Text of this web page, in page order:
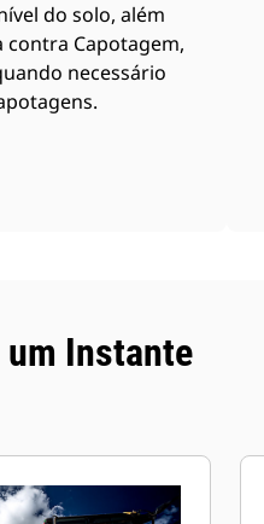
do solo, além
contra Capotagem,
necessário
Instante